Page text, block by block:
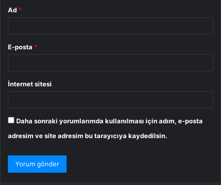
Ad *
E-posta *
İnternet sitesi
Daha sonraki yorumlarımda kullanılması için adım, e-posta
adresim ve site adresim bu tarayıcıya kaydedilsin.